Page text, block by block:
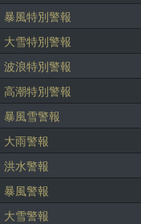
暴風特別警報
大雪特別警報
波浪特別警報
高潮特別警報
暴風雪警報
大雨警報
洪水警報
暴風警報
大雪警報